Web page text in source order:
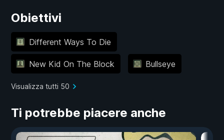
Obiettivi
Different Ways To Die
New Kid On The Block Bullseye
Visualizza tutti 50
Ti potrebbe piacere anche